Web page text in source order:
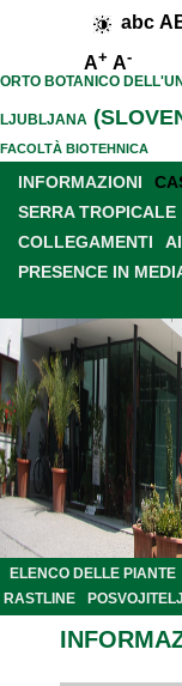
abc
A+ A-
ORTO BOTANICO
LJUBLJANA
FACOLTÀ BIOTEHNICA
INFORMAZIONI
SERRA TROPICALE
COLLEGAMENTI
PRESENCE IN
ELENCO DELLE PIANTE
RASTLINE